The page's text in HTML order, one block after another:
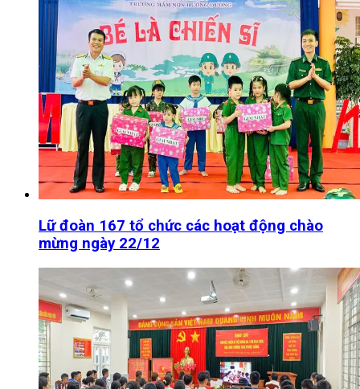
Lữ đoàn 167 tổ chức các hoạt động chào
mừng ngày 22/12